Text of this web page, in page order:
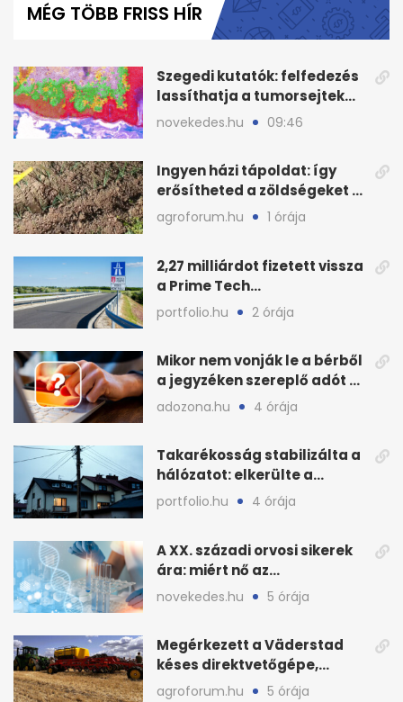
minute,
MÉG TÖBB FRISS HÍR
Szegedi kutatók: felfedezés
lassíthatja a tumorsejtek
terjedését
novekedes.hu 09:46
Ingyen házi tápoldat: így
erősítheted a zöldségeket a
hőhullám után
agroforum.hu 1 órája
2,27 milliárdot fizetett vissza
a Prime Tech
Magántőkealap az
államnak
portfolio.hu 2 órája
Mikor nem vonják le a bérből
a jegyzéken szereplő adót és
járulékot?
adozona.hu 4 órája
Takarékosság stabilizálta a
hálózatot: elkerülte a
sötétséget Magyarország
portfolio.hu 4 órája
A XX. századi orvosi sikerek
ára: miért nő az
egészségügy súlya?
novekedes.hu 5 órája
Megérkezett a Väderstad
késes direktvetőgépe,
bemutatón is látható
agroforum.hu 5 órája